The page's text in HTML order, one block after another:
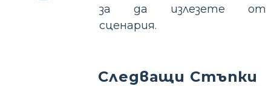
за да излезете от
сценария.
Следващи Стъпки